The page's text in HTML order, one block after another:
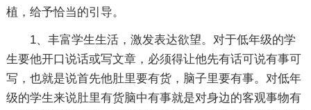
植，给予恰当的引导。
1、丰富学生生活，激发表达欲望。对于低年级的学
生要他开口说话或写文章，必须得让他先有话可说有事可
写，也就是说首先他肚里要有货，脑子里要有事。对低年
级的学生来说肚里有货脑中有事就是对身边的客观事物有